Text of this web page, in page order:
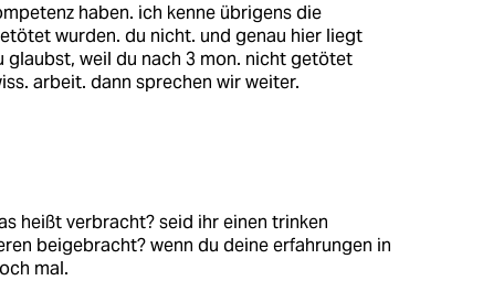
haben. ich kenne übrigens die
wurden. du nicht. und genau hier liegt
glaubst, weil du nach 3 mon. nicht getötet
arbeit. dann sprechen wir weiter.
heißt verbracht? seid ihr einen trinken
beigebracht? wenn du deine erfahrungen in
mal.